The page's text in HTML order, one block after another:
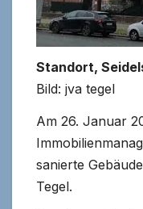
Standort,
Bild: jva tegel
Am 26. Januar
sanierte
Tegel.